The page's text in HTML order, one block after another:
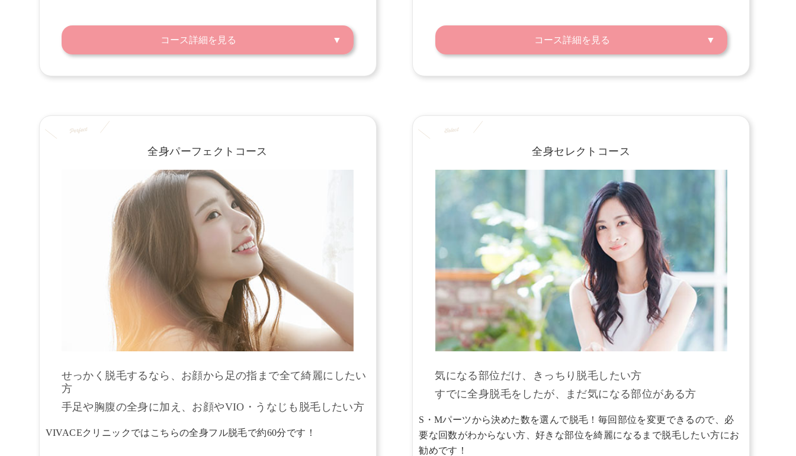
コース詳細を見る コース詳細を見る
全身パーフェクトコース
せっかく脱毛するなら、お顔から足の指まで全て綺麗にしたい
方
手足や胸腹の全身に加え、お顔やVIO・うなじも脱毛したい方
VIVACEクリニックではこちらの全身フル脱毛で約60分です！
全身セレクトコース
気になる部位だけ、きっちり脱毛したい方
すでに全身脱毛をしたが、まだ気になる部位がある方
S・Mパーツから決めた数を選んで脱毛！毎回部位を変更できるので、必
要な回数がわからない方、好きな部位を綺麗になるまで脱毛したい方にお
勧めです！